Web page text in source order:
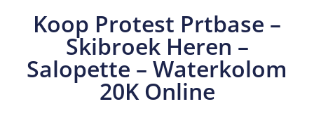
Koop Protest Prtbase –
Skibroek Heren –
Salopette – Waterkolom
20K Online